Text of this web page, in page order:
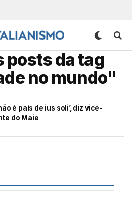
posts da tag
no mundo"
é país de ius soli’, diz vice-
do Maie